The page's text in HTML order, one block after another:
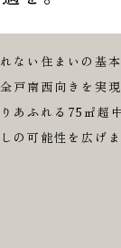
ない住まいの基本
戸南西向きを実現
あふれる75㎡超
の可能性を広げま